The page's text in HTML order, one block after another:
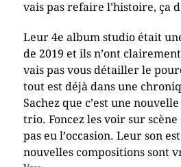
vais pas refaire l’histoire, ça
Leur 4e album studio était
de 2019 et ils n’ont
vais pas vous détailler le
tout est déjà dans une
Sachez que c’est une
trio. Foncez les voir sur scène
pas eu l’occasion. Leur son
nouvelles compositions sont